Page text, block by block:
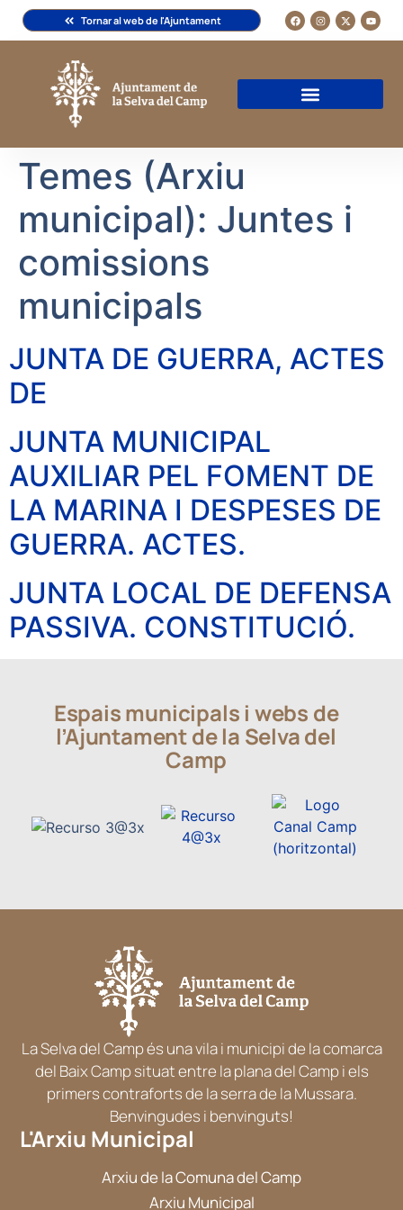
Tornar al web de l'Ajuntament
Temes (Arxiu
municipal): Juntes i
comissions
municipals
JUNTA DE GUERRA, ACTES
DE
JUNTA MUNICIPAL
AUXILIAR PEL FOMENT DE
LA MARINA I DESPESES DE
GUERRA. ACTES.
JUNTA LOCAL DE DEFENSA
PASSIVA. CONSTITUCIÓ.
Espais municipals i webs de
l’Ajuntament de la Selva del
Camp
La Selva del Camp és una vila i municipi de la comarca
del Baix Camp situat entre la plana del Camp i els
primers contraforts de la serra de la Mussara.
Benvingudes i benvinguts!
L'Arxiu Municipal
Arxiu de la Comuna del Camp
Arxiu Municipal